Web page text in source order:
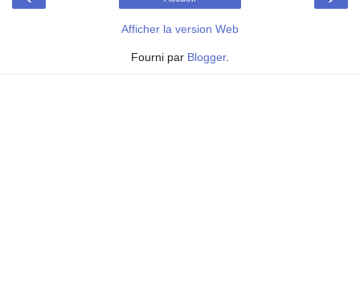
Afficher la version Web
Fourni par Blogger.